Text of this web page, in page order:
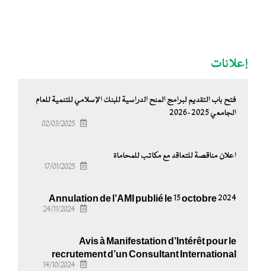
إعلانات
فتح باب التقديم لبرامج المنح الدراسية للبنك الإسلامي للتنمية للعام
الجامعي 2025-2026
02/03/2025
اعلان مناقصة للتعاقد مع مكاتب للمحاماة
17/01/2025
Annulation de l’AMI publié le 15 octobre 2024
24/11/2024
Avis à Manifestation d’Intérêt pour le
recrutement d’un Consultant International
14/10/2024